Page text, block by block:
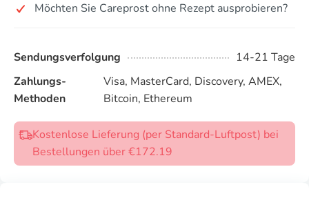
Möchten Sie Careprost ohne Rezept ausprobieren?
Sendungsverfolgung
14-21 Tage
Zahlungs-
Methoden
Visa, MasterCard, Discovery, AMEX,
Bitcoin, Ethereum
Kostenlose Lieferung (per Standard-Luftpost) bei
Bestellungen über €172.19